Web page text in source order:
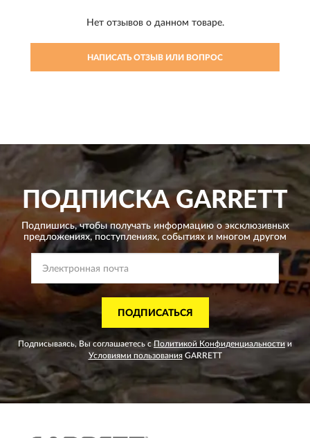
Нет отзывов о данном товаре.
НАПИСАТЬ ОТЗЫВ ИЛИ ВОПРОС
ПОДПИСКАGARRETT
Подпишись, чтобы получать информацию о эксклюзивных
предложениях,поступлениях, событиях и многом другом
ПОДПИСАТЬСЯ
Подписываясь, Вы соглашаетесь сПолитикой Конфиденциальности и
Условиями пользованияGARRETT